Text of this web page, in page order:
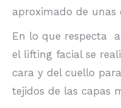
aproximado de unas
En lo que respecta
el lifting facial se
cara y del cuello
tejidos de las capas